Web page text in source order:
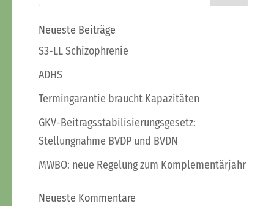
Neueste Beiträge
S3-LL Schizophrenie
ADHS
Termingarantie braucht Kapazitäten
GKV-Beitragsstabilisierungsgesetz:
Stellungnahme BVDP und BVDN
MWBO: neue Regelung zum Komplementärjahr
Neueste Kommentare